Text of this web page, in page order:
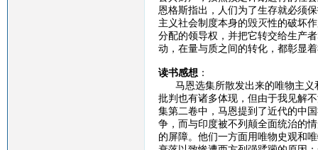
恩格斯指出，人们为了生存就必须
主义社会制度本身的毁灭性的破坏
分配的领导权，并把它转交给生产
动，在量与质之间的转化，都彰显
读书感想 ：
马恩选集所散发出来的唯物主义
批判也有诸多体现，但由于我见解
集第二卷中，马恩提到了近代的中
争，而与印度被不列颠全面统治的
的屏障。他们一方面用唯物史观和